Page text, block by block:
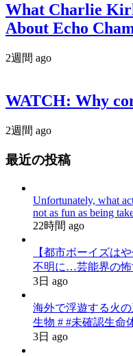
What Charlie
About Echo
2週間 ago
WATCH: Why
2週間 ago
最近の投稿
Unfortunately, what
not as fun as being
22時間 ago
【都市ボーイズは
不明に…芸能界の怖
3日 ago
海外で浮遊する火
生物 # #未確認生命
3日 ago